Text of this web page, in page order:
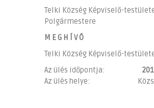
Telki Község Képviselő-
Polgármestere
M E G H Í V Ó
Telki Község Képviselő-
Az ülés időpontja:
Az ülés helye: